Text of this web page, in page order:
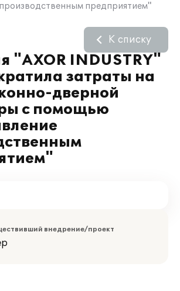
предприятием"
"AXOR INDUSTRY"
затраты на
дверной
с помощью
К списку
внедрение/проект